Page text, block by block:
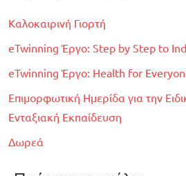
Καλοκαιρινή Γιορτή
eTwinning Έργο: Step by Step to
eTwinning Έργο: Health for
Επιμορφωτική Ημερίδα για την
Ενταξιακή Εκπαίδευση
Δωρεά